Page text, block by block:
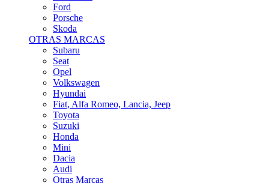
Porsche
Skoda
OTRAS MARCAS
Subaru
Seat
Opel
Volkswagen
Hyundai
Fiat, Alfa Romeo, Lancia, Jeep
Toyota
Suzuki
Honda
Mini
Dacia
Audi
Otras Marcas
ANUNCIOS DE COMPRA